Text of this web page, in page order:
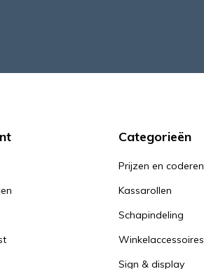
Categorieën
Prijzen en coderen
Kassarollen
Schapindeling
Winkelaccessoires
Sign & display